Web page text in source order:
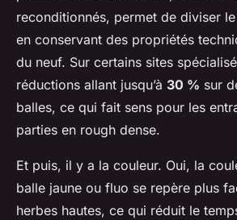
reconditionnés, permet de diviser
en conservant des propriétés
du neuf. Sur certains sites
réductions allant jusqu’à 30 % sur
balles, ce qui fait sens pour les
parties en rough dense.
Et puis, il y a la couleur. Oui, la
balle jaune ou fluo se repère plus
herbes hautes, ce qui réduit le